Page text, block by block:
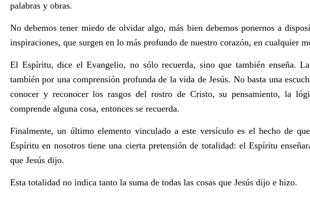
palabras y obras.
No debemos tener miedo de olvidar algo, más bien debemos ponernos a
inspiraciones, que surgen en lo más profundo de nuestro corazón, en cualquier
El Espíritu, dice el Evangelio, no sólo recuerda, sino que también enseña.
también por una comprensión profunda de la vida de Jesús. No basta una
conocer y reconocer los rasgos del rostro de Cristo, su pensamiento, la
comprende alguna cosa, entonces se recuerda.
Finalmente, un último elemento vinculado a este versículo es el hecho de
Espíritu en nosotros tiene una cierta pretensión de totalidad: el Espíritu
que Jesús dijo.
Esta totalidad no indica tanto la suma de todas las cosas que Jesús dijo e hizo.